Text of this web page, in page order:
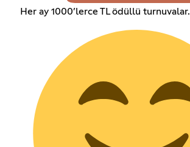
Her ay 1000’lerce TL ödüllü turnuvalar.